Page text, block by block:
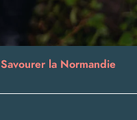
Savourer la Normandie